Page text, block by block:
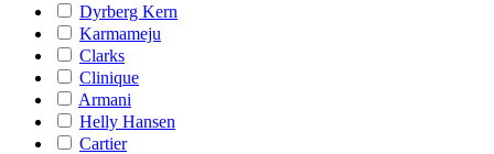
Dyrberg Kern
Karmameju
Clarks
Clinique
Armani
Helly Hansen
Cartier